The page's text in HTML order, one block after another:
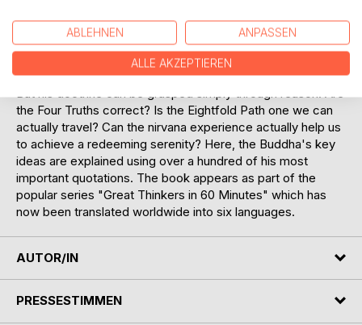
The book "Buddha in 60 Minutes" explains this fascinating
doctrine in an easy-to-follow way, especially the key idea
'nirvana'. The Buddha, indeed, arrived at his Four Noble
Truths and the nirvana experience only through meditation.
the Four Truths correct? Is the Eightfold Path one we can
actually travel? Can the nirvana experience actually help us
to achieve a redeeming serenity? Here, the Buddha's key
ideas are explained using over a hundred of his most
important quotations. The book appears as part of the
popular series "Great Thinkers in 60 Minutes" which has
now been translated worldwide into six languages.
AUTOR/IN
PRESSESTIMMEN
ABLEHNEN ANPASSEN
ALLE AKZEPTIEREN